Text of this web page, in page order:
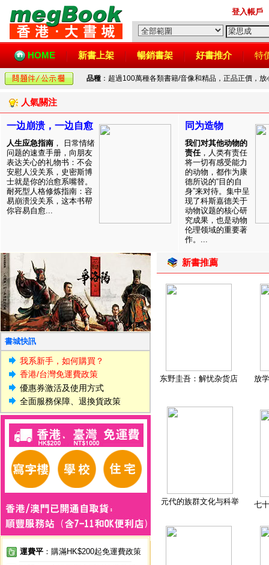
登入帳戶
HOME 新書上架 暢銷書架 好書推介 特
品種 ：超過100萬種各類書籍/音像和精品，正品正價，
人氣關注
一边崩溃，一边自愈
人生应急指南 ， 日常情绪
问题的速查手册，向朋友
表达关心的礼物书：不会
安慰人没关系，史密斯博
士就是你的治愈系嘴替。
耐死型人格修炼指南：容
易崩溃没关系，这本书帮
你容易自愈...
同为造物
我们对其他动物的
责任，人类有责任
将一切有感受能力
的动物，都作为康
德所说的“目的自
身”来对待。集中呈
现了科斯嘉德关于
动物议题的核心研
究成果，也是动物
伦理领域的重要著
作。...
書城快訊
我系新手，如何購買？
香港/台灣免運費政策
優惠券激活及使用方式
全面服務保障、退換貨政策
運費平 ：購滿HK$200起免運費政策
新書推薦
东野圭吾：解忧杂货店 放
元代的族群文化与科举 七